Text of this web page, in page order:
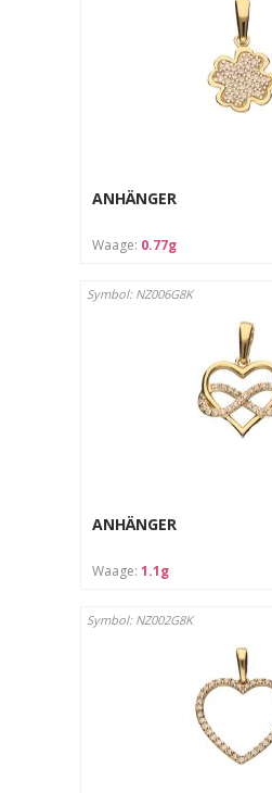
ANHÄNGER
Waage: 0.77g
Symbol: NZ006G8K
ANHÄNGER
Waage: 1.1g
Symbol: NZ002G8K